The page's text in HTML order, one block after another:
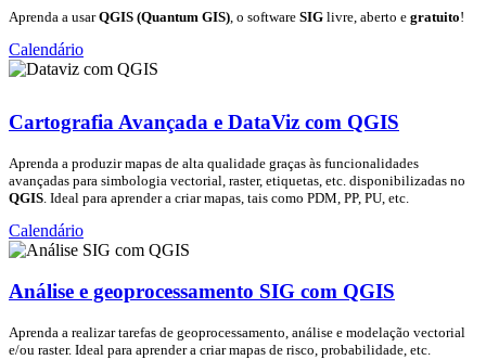
Aprenda a usarQGIS (Quantum GIS), o software SIG livre, aberto e gratuito!
Calendário
Cartografia Avançada e DataViz com QGIS
Aprenda a produzir mapas de alta qualidade graças às funcionalidades
avançadas para simbologia vectorial, raster, etiquetas, etc. disponibilizadas no
QGIS . Ideal para aprender a criar mapas, tais como PDM, PP, PU, etc.
Calendário
Análise e geoprocessamento SIG com QGIS
Aprenda a realizar tarefas de geoprocessamento, análise e modelação vectorial
e/ou raster. Ideal para aprender a criar mapas de risco, probabilidade, etc.